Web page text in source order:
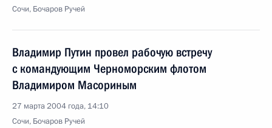
Сочи, Бочаров Ручей
Владимир Путин провел рабочую встречу
с командующим Черноморским флотом
Владимиром Масориным
27 марта 2004 года, 14:10
Сочи, Бочаров Ручей